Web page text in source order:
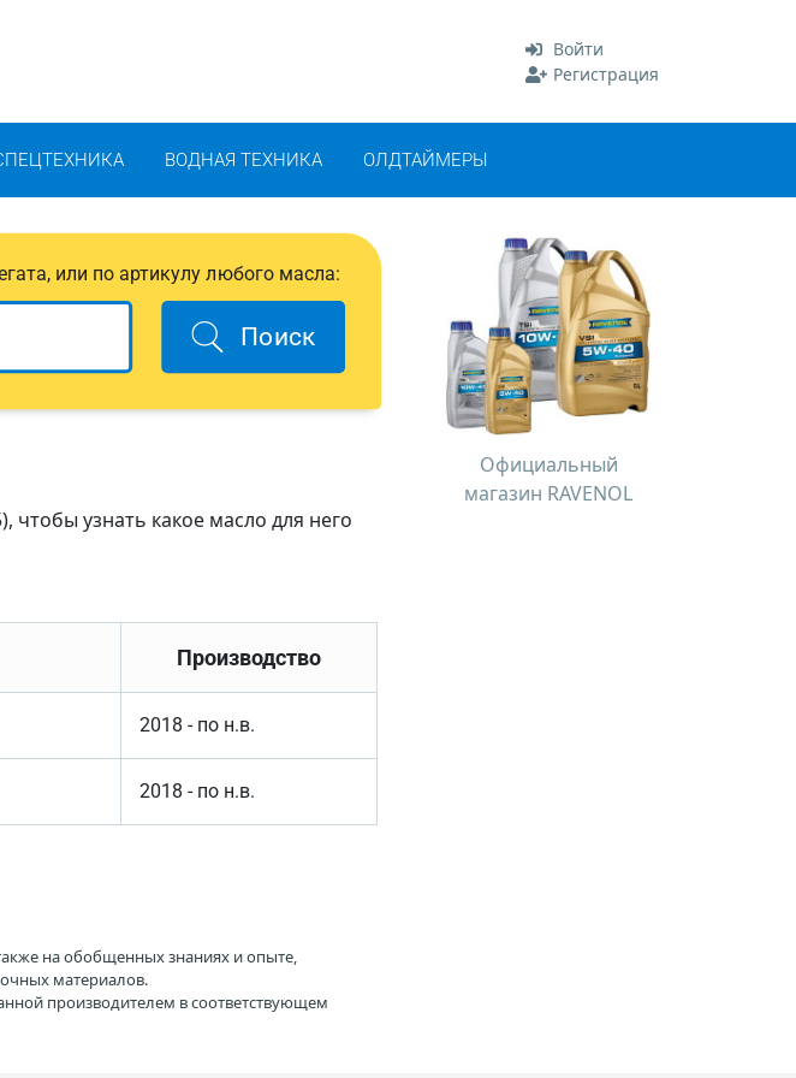
Войти
Регистрация
ВОДНАЯ ТЕХНИКА ОЛДТАЙМЕРЫ
или по артикулу любого масла:
Поиск
чтобы узнать какое масло для него
Производство
2018 - по н.в.
2018 - по н.в.
Официальный
магазин RAVENOL
на обобщенных знаниях и опыте,
материалов.
производителем в соответствующем